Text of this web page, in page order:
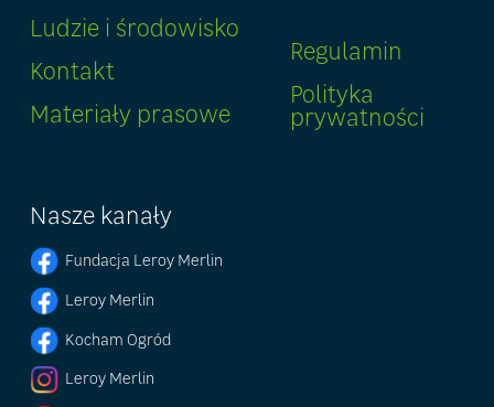
Ludzie i środowisko
Kontakt
Materiały prasowe
Regulamin
Polityka
prywatności
Nasze kanały
Fundacja Leroy Merlin
Leroy Merlin
Kocham Ogród
Leroy Merlin